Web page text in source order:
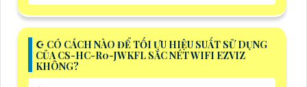
☪ CÓ CÁCH NÀO ĐỂ TỐI ƯU HIỆU SUẤT SỬ DỤNG
CỦA CS-HC-R0-JWKFL SẮC NÉT WIFI EZVIZ
KHÔNG?